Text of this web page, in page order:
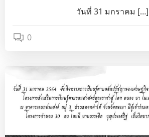
วันที่ 31 มกราคม […]
0